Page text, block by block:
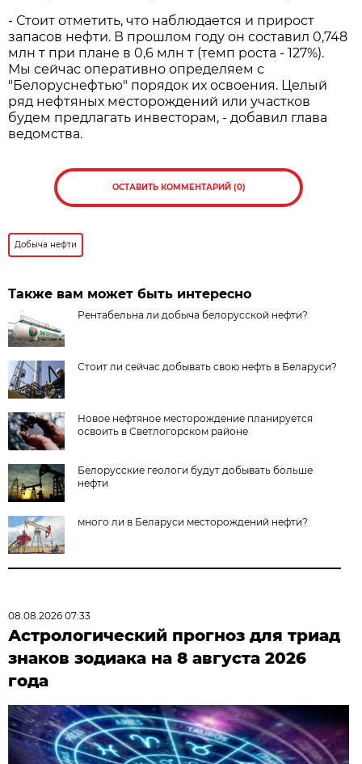
- Стоит отметить, что наблюдается и прирост
запасов нефти. В прошлом году он составил 0,748
млн т при плане в 0,6 млн т (темп роста - 127%).
Мы сейчас оперативно определяем с
"Белоруснефтью" порядок их освоения. Целый
ряд нефтяных месторождений или участков
будем предлагать инвесторам, - добавил глава
ведомства.
ОСТАВИТЬ КОММЕНТАРИЙ (0)
Добыча нефти
Также вам может быть интересно
Рентабельна ли добыча белорусской нефти?
Стоит ли сейчас добывать свою нефть в Беларуси?
Новое нефтяное месторождение планируется
освоить в Светлогорском районе
Белорусские геологи будут добывать больше
нефти
много ли в Беларуси месторождений нефти?
08.08.2026 07:33
Астрологический прогноз для триад
знаков зодиака на 8 августа 2026
года